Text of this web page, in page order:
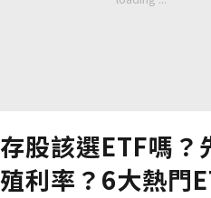
存股該選ETF嗎？
殖利率？6大熱門